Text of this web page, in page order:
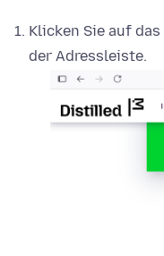
Klicken Sie auf das
der Adressleiste.